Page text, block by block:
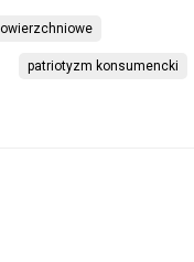
patriotyzm konsumencki